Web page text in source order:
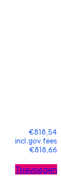
€818,54
incl.gov.fees
€818,66
Toevoegen